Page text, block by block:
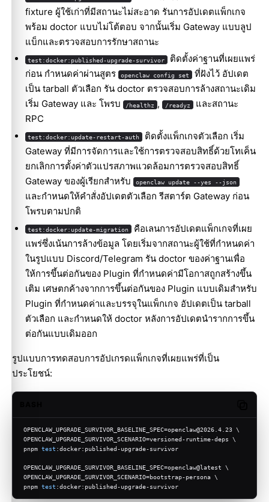
fixture ผู้ใช้เก่าที่มีสถานะไม่สะอาด รันการอัปเดตแพ็กเกจ
พร้อม doctor แบบไม่โต้ตอบ จากนั้นเริ่ม Gateway แบบลูป
แบ็กและตรวจสอบการรักษาสถานะ
test:docker:published-upgrade-survivor
ติดตั้งค่าฐานที่เผยแพร่
ก่อน กำหนดค่าผ่านสูตร
openclaw config set
ที่ฝังไว้ อัปเดต
เป็น tarball ตัวเลือก รัน doctor ตรวจสอบการล้างสถานะเดิม
เริ่ม Gateway และ โพรบ
/healthz , /readyz และสถานะ
RPC
test:docker:update-restart-auth
ติดตั้งแพ็กเกจตัวเลือก เริ่ม
Gateway ที่มีการจัดการและใช้การตรวจสอบสิทธิ์ด้วยโทเค็น
ยกเลิกการตั้งค่าตัวแปรสภาพแวดล้อมการตรวจสอบสิทธิ์
Gateway ของผู้เรียกสำหรับ
openclaw update --yes --json
และกำหนดให้คำสั่งอัปเดตตัวเลือก รีสตาร์ต Gateway ก่อน
โพรบตามปกติ
test:docker:update-migration
คือเลนการอัปเดตแพ็กเกจที่เผย
แพร่ซึ่งเน้นการล้างข้อมูล โดยเริ่มจากสถานะผู้ใช้ที่กำหนดค่า
ในรูปแบบ Discord/Telegram รัน doctor ของค่าฐานเพื่อ
ให้การขึ้นต่อกันของ Plugin ที่กำหนดค่ามีโอกาสถูกสร้างขึ้น
เติม เศษตกค้างจากการขึ้นต่อกันของ Plugin แบบเดิมสำหรับ
Plugin ที่กำหนดค่าและบรรจุในแพ็กเกจ อัปเดตเป็น tarball
ตัวเลือก และกำหนดให้ doctor หลังการอัปเดตนำรากการขึ้น
ต่อกันแบบเดิมออก
รูปแบบการทดสอบการอัปเกรดแพ็กเกจที่เผยแพร่ที่เป็น
ประโยชน์:
OPENCLAW_UPGRADE_SURVIVOR_BASELINE_SPEC=openclaw@2026.4.23 \
OPENCLAW_UPGRADE_SURVIVOR_SCENARIO=versioned-runtime-deps \
pnpm test :docker:published-upgrade-survivor
OPENCLAW_UPGRADE_SURVIVOR_BASELINE_SPEC=openclaw@latest \
OPENCLAW_UPGRADE_SURVIVOR_SCENARIO=bootstrap-persona \
pnpm test :docker:published-upgrade-survivor